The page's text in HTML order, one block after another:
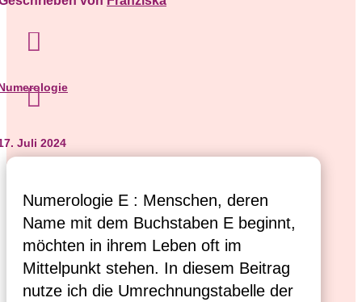


Juli 2024
Numerologie E : Menschen, deren
Name mit dem Buchstaben E beginnt,
möchten in ihrem Leben oft im
Mittelpunkt stehen. In diesem Beitrag
nutze ich die Umrechnungstabelle der